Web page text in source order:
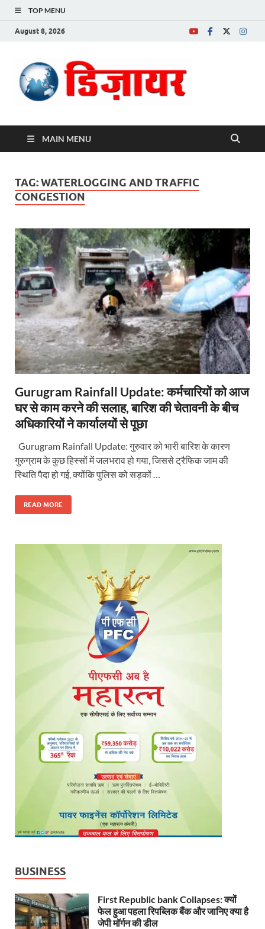
TOP MENU
August 8, 2026
MAIN MENU
TAG:WATERLOGGING AND TRAFFIC
CONGESTION
Gurugram Rainfall Update: कर्मचारियों को आज
घर से काम करने की सलाह, बारिश की चेतावनी के बीच
अधिकारियों ने कार्यालयों से पूछा
Gurugram Rainfall Update: गुरुवार को भारी बारिश के कारण
गुरुग्राम के कुछ हिस्सों में जलभराव हो गया, जिससे ट्रैफिक जाम की
स्थिति पैदा हो गई, क्योंकि पुलिस को सड़कों …
READ MORE
BUSINESS
First Republic bank Collapses: क्यों
फेल हुआ पहला रिपब्लिक बैंक और जानिए क्या है
जेपी मॉर्गन की डील